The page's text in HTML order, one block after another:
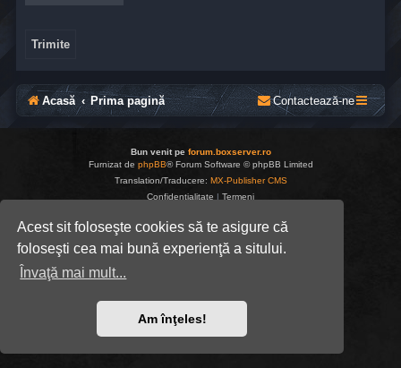
Acest sit foloseşte cookies să te asigure că
foloseşti cea mai bună experienţă a sitului.
Învaţă mai mult...
Am înţeles!
Acasă Prima pagină Contactează-ne
Bun venit pe forum.boxserver.ro
Furnizat de phpBB® Forum Software © phpBB Limited
Translation/Traducere: MX-Publisher CMS
Confidențialitate | Termeni